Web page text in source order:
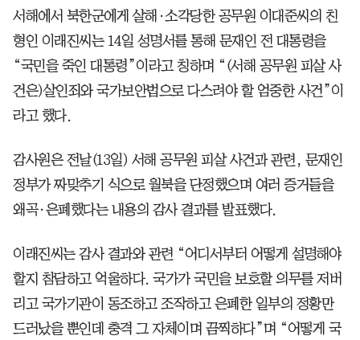
서해에서 북한군에게 살해·소각당한 공무원 이대준씨의 친
형인 이래진씨는 14일 성명서를 통해 문재인 전 대통령을
“국민을 죽인 대통령”이라고 칭하며 “(서해 공무원 피살 사
건은)살인죄와 국가보안법으로 다스려야 할 엄중한 사건”이
라고 했다.
감사원은 전날(13일) 서해 공무원 피살 사건과 관련, 문재인
정부가 짜맞추기 식으로 월북을 단정했으며 여러 증거들을
왜곡·은폐했다는 내용의 감사 결과를 발표했다.
이래진씨는 감사 결과와 관련 “어디서부터 어떻게 설명해야
할지 참담하고 억울하다. 국가가 국민을 보호할 의무를 저버
리고 국가기관이 동조하고 조작하고 은폐한 일부의 정황만
드러났을 뿐인데 충격 그 자체이며 끔찍하다”며 “어떻게 국